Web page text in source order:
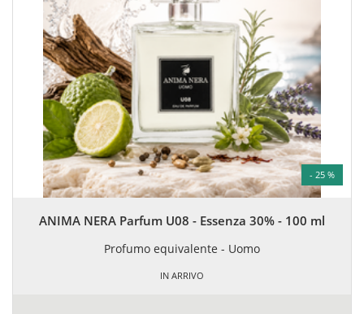
- 25 %
ANIMA NERA Parfum U08 - Essenza 30% - 100 ml
Profumo equivalente - Uomo
IN ARRIVO